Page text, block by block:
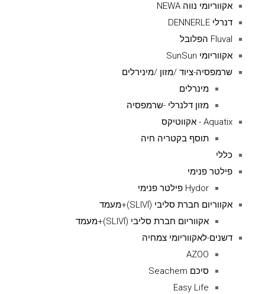
אקווריומי נווה NEWA
דנרלי DENNERLE
Fluval הפלובל
אקווריומי SunSun
שרמפסיה-ציוד /מזון /מינירלים
מינרלים
מזון דלנרלי -שרמפסיה
Aquatix - אקווטיקס
תוסף בקטריה חיה
כללי
פילטר פנימי
Hydor פילטר פנימי
אקווריום חברת סליבי (SLIVIׂׂ)+מעמד
אקווריום חברת סליבי (SLIVIׂׂ)+מעמד
דשנים-לאקווריומי צמחיה
AZOO
סיכם Seachem
Easy Life